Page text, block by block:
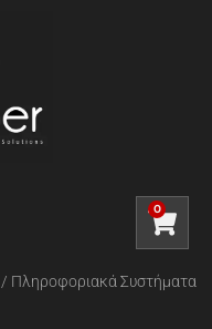
0
/ Πληροφοριακά Συστήματα